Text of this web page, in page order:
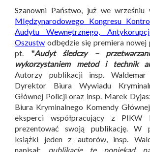
Szanowni Państwo, już we
MIędzynarodowego Kongresu
Audytu Wewnętrznego,
Oszustw odbędzie się premiera
pt. "Audyt śledczy –
wykorzystaniem metod i technik
Autorzy publikacji insp. Waldemar
Dyrektor Biura Wywiadu
Głównej Policji oraz insp. Marek
Biura Kryminalnego Komendy
eksperci współpracujący z PIKW
prezentować swoją publikację. W
książki jeden z autorów, insp.
napisał: publikację tę poniekąd